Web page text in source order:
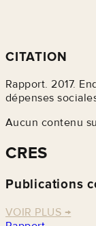
CITATION
Rapport. 2017.
dépenses
Aucun contenu
CRES
Publications
VOIR PLUS →